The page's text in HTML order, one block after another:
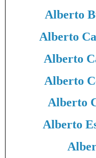
Alberto
Alberto
Alberto
Alberto
Alberto
Alberto